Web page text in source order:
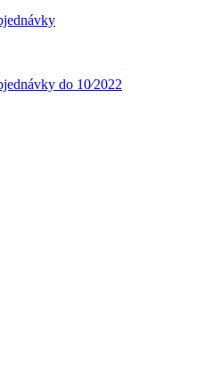
do 10⁄2022